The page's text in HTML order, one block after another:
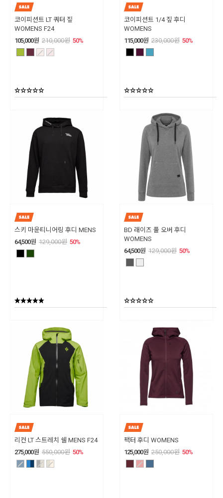
코이피션트 LT 쿼터 짚
WOMENS F24
105,000원 210,000원 50%
코이피션트 1/4 짚 후디
WOMENS
115,000원 230,000원 50%
스키 마운티니어링 후디 MENS
64,500원 129,000원 50%
BD 래이즈 풀 오버 후디
WOMENS
64,500원 129,000원 50%
리컨 LT 스트레치 쉘 MENS F24
275,000원 550,000원 50%
팩터 후디 WOMENS
125,000원 250,000원 50%